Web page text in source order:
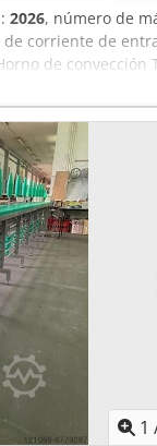
2026, número de
de corriente de
de
400V,
SAB 12
1